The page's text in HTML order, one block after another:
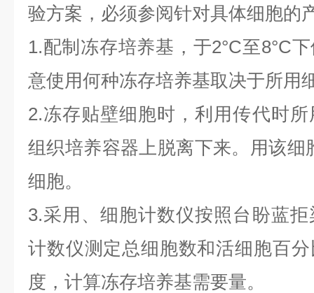
验方案，必须参阅针对具体细胞的
1.配制冻存培养基，于2°C至8°C
意使用何种冻存培养基取决于所用
2.冻存贴壁细胞时，利用传代时
组织培养容器上脱离下来。用该细
细胞。
3.采用、细胞计数仪按照台盼蓝
计数仪测定总细胞数和活细胞百
度，计算冻存培养基需要量。